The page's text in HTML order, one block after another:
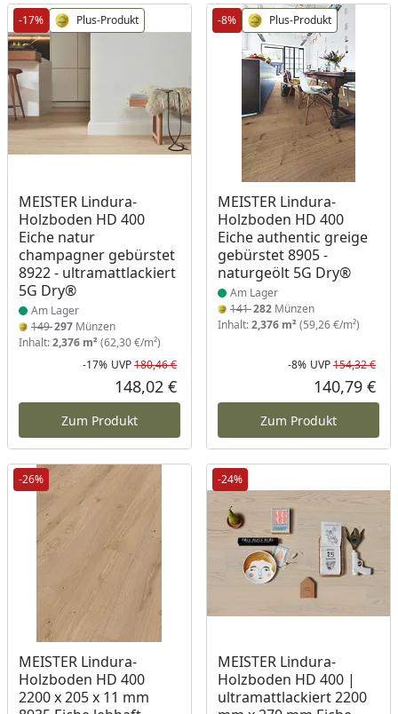
-17% Plus-Produkt
MEISTER Lindura-
Holzboden HD 400
Eiche natur
champagner gebürstet
8922 - ultramattlackiert
5G Dry®
Produkt am Lager
Am Lager
149297 Münzen
Inhalt:2,376 m² (62,30 €/m²)
Rabatt in Prozent
-17%
Ursprünglicher Preis
UVP180,46 €
Aktueller Preis
148,02 €
Zum Produkt
-8% Plus-Produkt
MEISTER Lindura-
Holzboden HD 400
Eiche authentic greige
gebürstet 8905 -
naturgeölt 5G Dry®
Produkt am Lager
Am Lager
141282Münzen
Inhalt:2,376 m² (59,26 €/m²)
-8% UVP154,32 €
140,79 €
Zum Produkt
-26%
MEISTER Lindura-
Holzboden HD 400
2200 x 205 x 11 mm
Produkt am Lager
-24%
MEISTER Lindura-
Holzboden HD 400 |
ultramattlackiert 2200
Produkt am Lager